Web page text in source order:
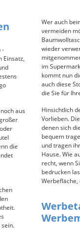
-
Einsatz,
aus
die
Wer auch
vermeiden
wieder
im
kommt nun
auch diese
die Sie für
Hinsichtlich
Vorlieben.
denen sich
bequem
und tragen
Hause. Wie
recht, wenn
bedrucken